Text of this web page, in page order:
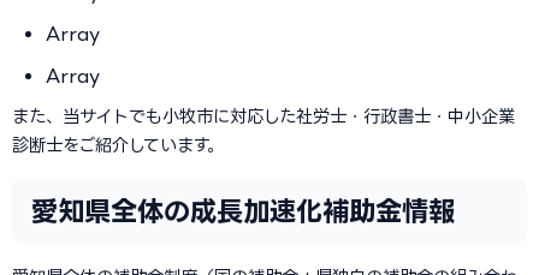
Array
Array
また、当サイトでも小牧市に対応した社労士・行政書士・中小企業
診断士をご紹介しています。
愛知県全体の成長加速化補助金情報